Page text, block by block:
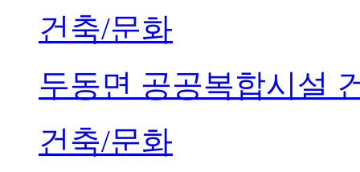
건축/문화
두동면 공공복합시설
건축/문화